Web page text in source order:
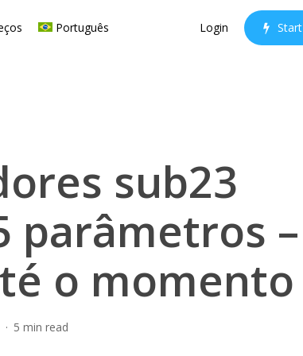
Português Login Start
sub23
parâmetros –
o momento
5 min read